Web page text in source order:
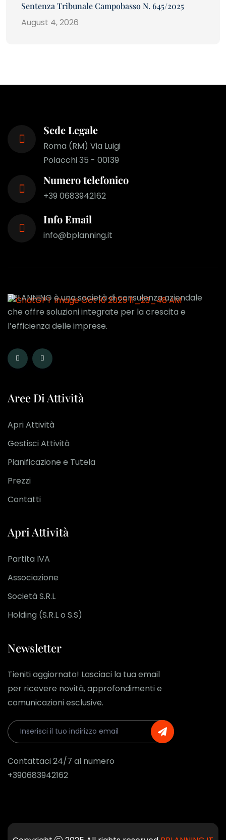
Sentenza Tribunale Campobasso N. 645/2025
August 4, 2026
Sede Legale
Roma (RM) Via Luigi
Polacchi 35 - 00139
Numero telefonico
+39 0683942162
Info Email
info@bplanning.it
BPLANNING è una società di consulenza aziendale
che offre soluzioni integrate per la crescita e
l’efficienza delle imprese.
Aree Di Attività
Apri Attività
Gestisci Attività
Pianificazione e Tutela
Prezzi
Contatti
Apri Attività
Partita IVA
Associazione
Società S.R.L
Holding (S.R.L o S.S)
Newsletter
Tieniti aggiornato! Lasciaci la tua email
per ricevere novità, approfondimenti e
comunicazioni esclusive.
Contattaci 24/7 al numero
+390683942162